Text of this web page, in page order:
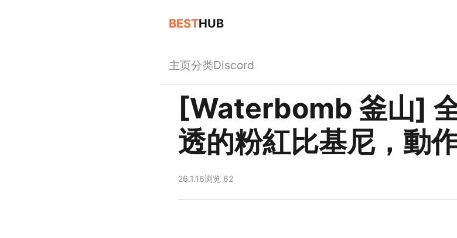
BESTHUB
主页分类Discord
[Waterbomb 釜山]
透的粉紅比基尼，動
26.1.16浏览 62